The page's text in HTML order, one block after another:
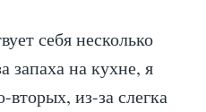
себя несколько
запаха на кухне, я
из-за слегка